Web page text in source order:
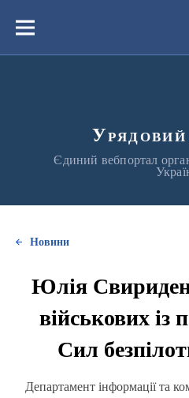
вмістуМеню
Єдиний вебпортал
Новини
Юлія
військових
Сил
Департамент інформації та